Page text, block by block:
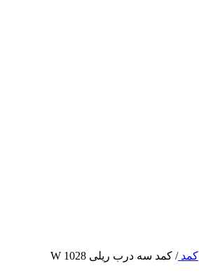
کمد/ کمد سه درب ریلی W 1028